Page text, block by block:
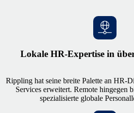
Lokale HR-Expertise in
Rippling hat seine breite Palette an HR-
Services erweitert. Remote hingegen
spezialisierte globale